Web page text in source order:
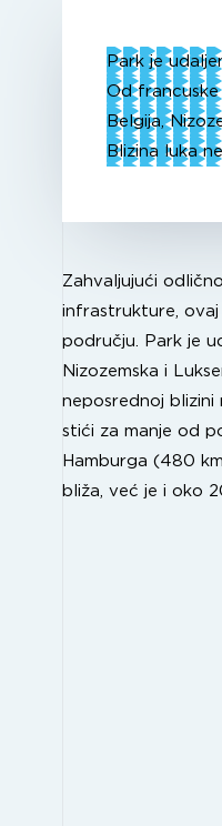
Park je
Od francuske
Belgija,
Blizina luka
Zahvaljujući
infrastrukture, ovaj
području. Park je
Nizozemska i
neposrednoj blizini
stići za manje od
Hamburga (480
bliža, već je i oko